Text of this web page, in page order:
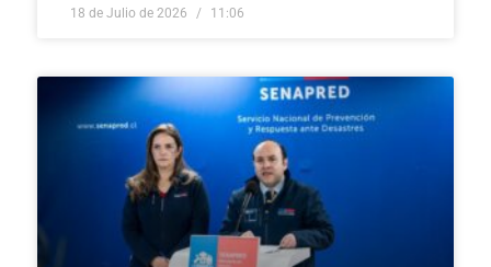
18 de Julio de 2026 11:06